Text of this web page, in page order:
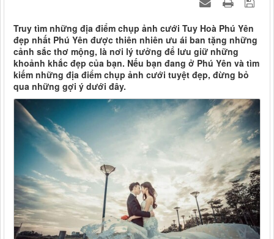
Truy tìm những địa điểm chụp ảnh cưới Tuy Hoà Phú Yên
đẹp nhất Phú Yên được thiên nhiên ưu ái ban tặng những
cảnh sắc thơ mộng, là nơi lý tưởng để lưu giữ những
khoảnh khắc đẹp của bạn. Nếu bạn đang ở Phú Yên và tìm
kiếm những địa điểm chụp ảnh cưới tuyệt đẹp, đừng bỏ
qua những gợi ý dưới đây.